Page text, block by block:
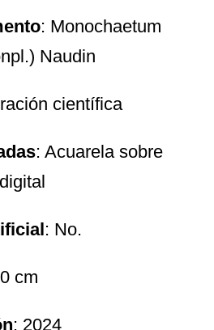
: Monochaetum
Naudin
científica
: Acuarela sobre
: No.
cm
: 2024